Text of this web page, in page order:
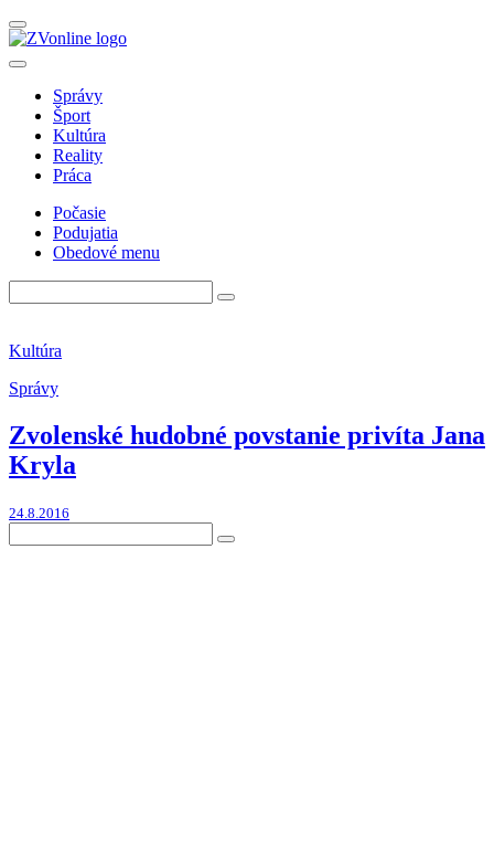
Správy
Šport
Kultúra
Reality
Práca
Počasie
Podujatia
Obedové menu
Kultúra
Správy
Zvolenské hudobné povstanie privíta Jana
Kryla
24.8.2016